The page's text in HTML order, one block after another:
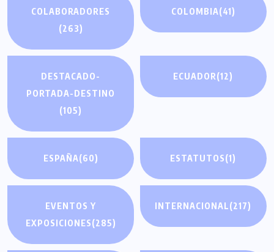
COLABORADORES
(263)
COLOMBIA(41)
DESTACADO-
PORTADA-DESTINO
(105)
ECUADOR(12)
ESPAÑA(60) ESTATUTOS(1)
EVENTOS Y
EXPOSICIONES(285)
INTERNACIONAL(217)